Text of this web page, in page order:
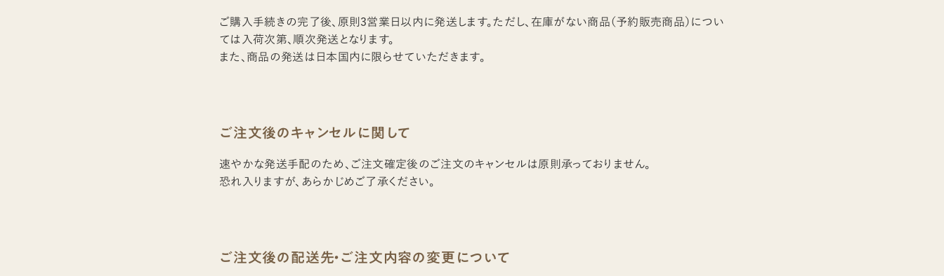
ご購入手続きの完了後、原則3営業日以内に発送します。ただし、在庫がない商品（予約販売商品）につい
ては入荷次第、順次発送となります。
また、商品の発送は日本国内に限らせていただきます。
ご注文後のキャンセルに関して
速やかな発送手配のため、ご注文確定後のご注文のキャンセルは原則承っておりません。
恐れ入りますが、あらかじめご了承ください。
ご注文後の配送先・ご注文内容の変更について